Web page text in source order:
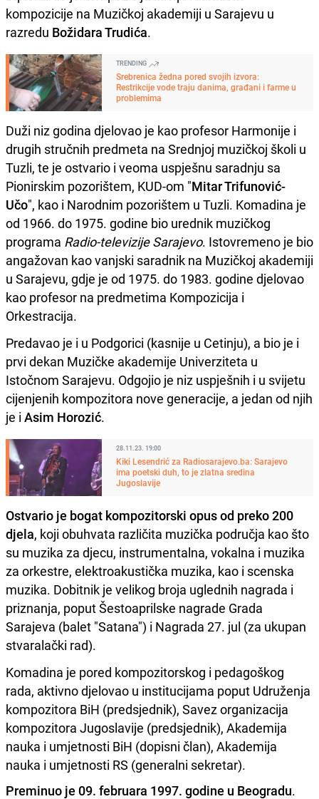
kompozicije na Muzičkoj akademiji u Sarajevu u
razredu Božidara Trudića.
TRENDING
Srebrenica žedna pored svojih izvora:
Restrikcije vode traju danima, građani i farme u
problemima
Duži niz godina djelovao je kao profesor Harmonije i
drugih stručnih predmeta na Srednjoj muzičkoj školi u
Tuzli, te je ostvario i veoma uspješnu saradnju sa
Pionirskim pozorištem, KUD-om "Mitar Trifunović-
Učo", kao i Narodnim pozorištem u Tuzli. Komadina je
od 1966. do 1975. godine bio urednik muzičkog
programa Radio-televizije Sarajevo. Istovremeno je bio
angažovan kao vanjski saradnik na Muzičkoj akademiji
u Sarajevu, gdje je od 1975. do 1983. godine djelovao
kao profesor na predmetima Kompozicija i
Orkestracija.
Predavao je i u Podgorici (kasnije u Cetinju), a bio je i
prvi dekan Muzičke akademije Univerziteta u
Istočnom Sarajevu. Odgojio je niz uspješnih i u svijetu
cijenjenih kompozitora nove generacije, a jedan od njih
je i Asim Horozić.
28.11.23. 19:00
Kiki Lesendrić za Radiosarajevo.ba: Sarajevo
ima poetski duh, to je zlatna sredina
Jugoslavije
Ostvario je bogat kompozitorski opus od preko 200
djela, koji obuhvata različita muzička područja kao što
su muzika za djecu, instrumentalna, vokalna i muzika
za orkestre, elektroakustička muzika, kao i scenska
muzika. Dobitnik je velikog broja uglednih nagrada i
priznanja, poput Šestoaprilske nagrade Grada
Sarajeva (balet "Satana") i Nagrada 27. jul (za ukupan
stvaralački rad).
Komadina je pored kompozitorskog i pedagoškog
rada, aktivno djelovao u institucijama poput Udruženja
kompozitora BiH (predsjednik), Savez organizacija
kompozitora Jugoslavije (predsjednik), Akademija
nauka i umjetnosti BiH (dopisni član), Akademija
nauka i umjetnosti RS (generalni sekretar).
Preminuo je 09. februara 1997. godine u Beogradu.